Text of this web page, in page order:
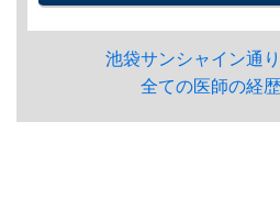
池袋サンシャイン通
全ての医師の経